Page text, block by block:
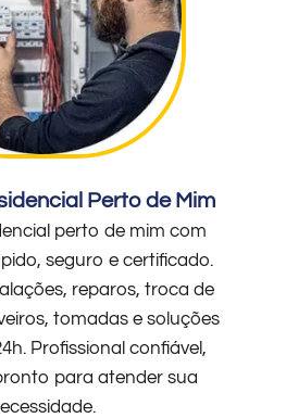
Perto de Mim
perto de mim com
seguro e certificado.
reparos, troca de
tomadas e soluções
Profissional confiável,
para atender sua